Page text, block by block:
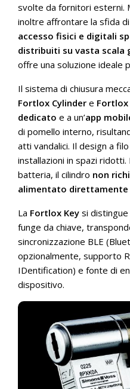
svolte da fornitori esterni.
inoltre affrontare la sfida
accesso fisici e digitali
distribuiti su vasta scala
offre una soluzione ideale
Il sistema di chiusura
Fortlox Cylinder e Fortlox
dedicato e a un’app
di pomello interno,
atti vandalici. Il design a
installazioni in spazi ridotti.
batteria, il cilindro non
alimentato direttamente
La Fortlox Key si
funge da chiave,
sincronizzazione BLE
opzionalmente, supporto
IDentification) e fonte di
dispositivo.